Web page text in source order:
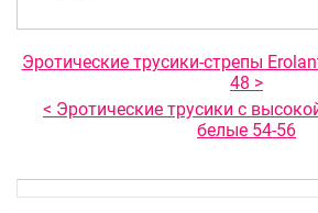
Эротические трусики-стрепы
48 >
< Эротические трусики с
белые 54-56